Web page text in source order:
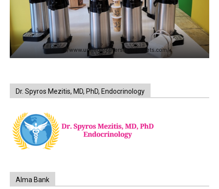
https://www.unitedbrothersfruitmarkets.com/
Dr. Spyros Mezitis, MD, PhD, Endocrinology
Alma Bank